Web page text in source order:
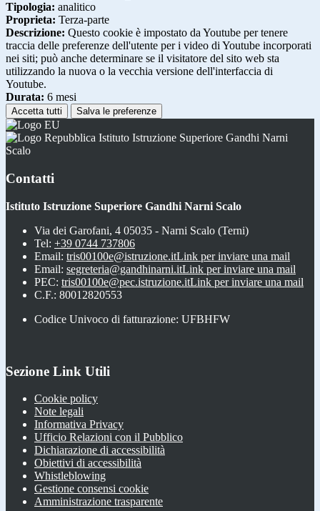
Tipologia: analitico
Proprieta: Terza-parte
Descrizione: Questo cookie è impostato da Youtube per tenere
traccia delle preferenze dell'utente per i video di Youtube incorporati
nei siti; può anche determinare se il visitatore del sito web sta
utilizzando la nuova o la vecchia versione dell'interfaccia di
Youtube.
Durata: 6 mesi
Accetta tutti Salva le preferenze
Istituto Istruzione Superiore Gandhi Narni
Scalo
Contatti
Istituto Istruzione Superiore Gandhi Narni Scalo
Via dei Garofani, 4 05035 - Narni Scalo (Terni)
Tel: +39 0744 737806
Email: tris00100e@istruzione.itLink per inviare una mail
Email: segreteria@gandhinarni.itLink per inviare una mail
PEC: tris00100e@pec.istruzione.itLink per inviare una mail
C.F.: 80012820553
Codice Univoco di fatturazione: UFBHFW
Sezione Link Utili
Cookie policy
Note legali
Informativa Privacy
Ufficio Relazioni con il Pubblico
Dichiarazione di accessibilità
Obiettivi di accessibilità
Whistleblowing
Gestione consensi cookie
Amministrazione trasparente